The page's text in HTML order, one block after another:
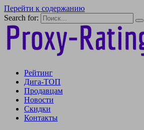
Перейти к содержанию
Search for:
Рейтинг
Дига-ТОП
Продавцам
Новости
Скидки
Контакты